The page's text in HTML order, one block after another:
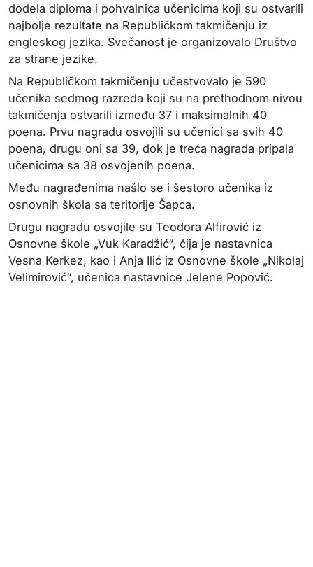
dodela diploma i pohvalnica učenicima koji su ostvarili
najbolje rezultate na Republičkom takmičenju iz
engleskog jezika. Svečanost je organizovalo Društvo
za strane jezike.
Na Republičkom takmičenju učestvovalo je 590
učenika sedmog razreda koji su na prethodnom nivou
takmičenja ostvarili između 37 i maksimalnih 40
poena. Prvu nagradu osvojili su učenici sa svih 40
poena, drugu oni sa 39, dok je treća nagrada pripala
učenicima sa 38 osvojenih poena.
Među nagrađenima našlo se i šestoro učenika iz
osnovnih škola sa teritorije Šapca.
Drugu nagradu osvojile su Teodora Alfirović iz
Osnovne škole „Vuk Karadžić“, čija je nastavnica
Vesna Kerkez, kao i Anja Ilić iz Osnovne škole „Nikolaj
Velimirović“, učenica nastavnice Jelene Popović.